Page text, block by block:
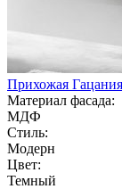
Прихожая Гацания
Материал фасада:
МДФ
Стиль:
Модерн
Цвет:
Темный